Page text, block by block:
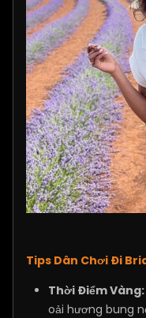
Tips Dân Chơi Đi
Thời Điểm Vàng:
oải hương bung